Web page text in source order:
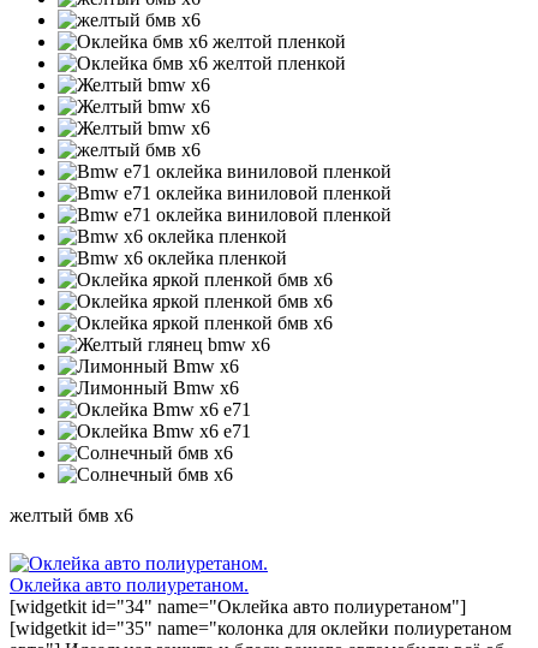
желтый бмв х6
Оклейка авто полиуретаном.
[widgetkit id="34" name="Оклейка авто полиуретаном"]
[widgetkit id="35" name="колонка для оклейки полиуретаном